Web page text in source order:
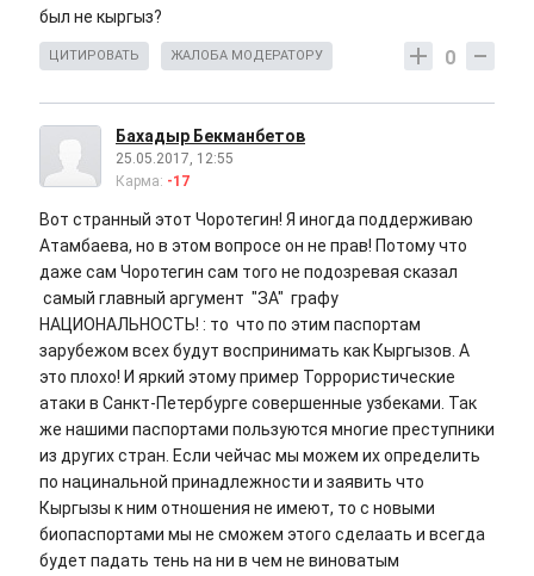
был не кыргыз?
0
ЦИТИРОВАТЬ ЖАЛОБА МОДЕРАТОРУ
Бахадыр Бекманбетов
25.05.2017, 12:55
Карма: -17
Вот странный этот Чоротегин! Я иногда поддерживаю
Атамбаева, но в этом вопросе он не прав! Потому что
даже сам Чоротегин сам того не подозревая сказал
самый главный аргумент "ЗА" графу
НАЦИОНАЛЬНОСТЬ! : то что по этим паспортам
зарубежом всех будут воспринимать как Кыргызов. А
это плохо! И яркий этому пример Торрористические
атаки в Санкт-Петербурге совершенные узбеками. Так
же нашими паспортами пользуются многие преступники
из других стран. Если чейчас мы можем их определить
по нацинальной принадлежности и заявить что
Кыргызы к ним отношения не имеют, то с новыми
биопаспортами мы не сможем этого сделаать и всегда
будет падать тень на ни в чем не виноватым